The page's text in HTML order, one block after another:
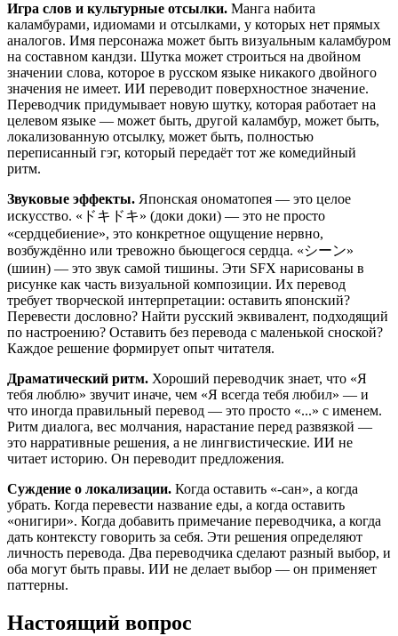
Игра слов и культурные отсылки. Манга набита
каламбурами, идиомами и отсылками, у которых нет прямых
аналогов. Имя персонажа может быть визуальным каламбуром
на составном кандзи. Шутка может строиться на двойном
значении слова, которое в русском языке никакого двойного
значения не имеет. ИИ переводит поверхностное значение.
Переводчик придумывает новую шутку, которая работает на
целевом языке — может быть, другой каламбур, может быть,
локализованную отсылку, может быть, полностью
переписанный гэг, который передаёт тот же комедийный
ритм.
Звуковые эффекты. Японская ономатопея — это целое
искусство. «ドキドキ» (доки доки) — это не просто
«сердцебиение», это конкретное ощущение нервно,
возбуждённо или тревожно бьющегося сердца. «シーン»
(шиин) — это звук самой тишины. Эти SFX нарисованы в
рисунке как часть визуальной композиции. Их перевод
требует творческой интерпретации: оставить японский?
Перевести дословно? Найти русский эквивалент, подходящий
по настроению? Оставить без перевода с маленькой сноской?
Каждое решение формирует опыт читателя.
Драматический ритм. Хороший переводчик знает, что «Я
тебя люблю» звучит иначе, чем «Я всегда тебя любил» — и
что иногда правильный перевод — это просто «...» с именем.
Ритм диалога, вес молчания, нарастание перед развязкой —
это нарративные решения, а не лингвистические. ИИ не
читает историю. Он переводит предложения.
Суждение о локализации. Когда оставить «-сан», а когда
убрать. Когда перевести название еды, а когда оставить
«онигири». Когда добавить примечание переводчика, а когда
дать контексту говорить за себя. Эти решения определяют
личность перевода. Два переводчика сделают разный выбор, и
оба могут быть правы. ИИ не делает выбор — он применяет
паттерны.
Настоящий вопрос